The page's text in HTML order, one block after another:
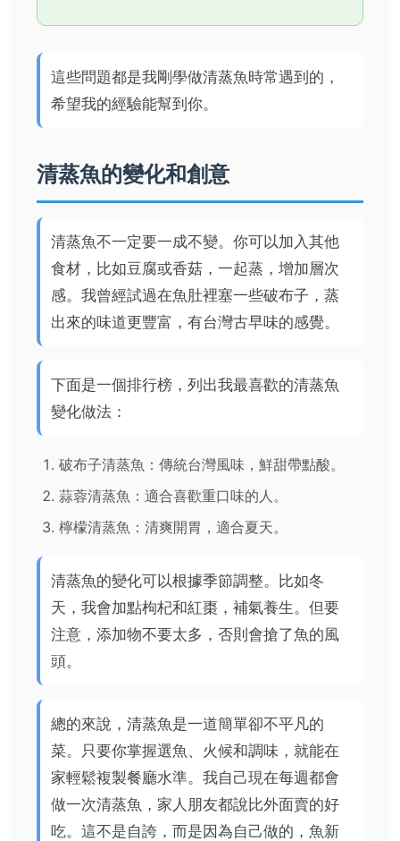
這些問題都是我剛學做清蒸魚時常遇到的，
希望我的經驗能幫到你。
清蒸魚的變化和創意
清蒸魚不一定要一成不變。你可以加入其他
食材，比如豆腐或香菇，一起蒸，增加層次
感。我曾經試過在魚肚裡塞一些破布子，蒸
出來的味道更豐富，有台灣古早味的感覺。
下面是一個排行榜，列出我最喜歡的清蒸魚
變化做法：
破布子清蒸魚：傳統台灣風味，鮮甜帶點酸。
蒜蓉清蒸魚：適合喜歡重口味的人。
檸檬清蒸魚：清爽開胃，適合夏天。
清蒸魚的變化可以根據季節調整。比如冬
天，我會加點枸杞和紅棗，補氣養生。但要
注意，添加物不要太多，否則會搶了魚的風
頭。
總的來說，清蒸魚是一道簡單卻不平凡的
菜。只要你掌握選魚、火候和調味，就能在
家輕鬆複製餐廳水準。我自己現在每週都會
做一次清蒸魚，家人朋友都說比外面賣的好
吃。這不是自誇，而是因為自己做的，魚新